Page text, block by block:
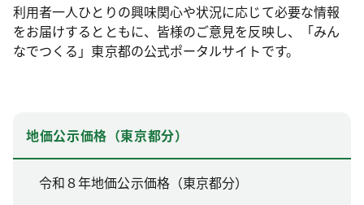
利用者一人ひとりの興味関心や状況に応じて必要な情報
をお届けするとともに、皆様のご意見を反映し、「みん
なでつくる」東京都の公式ポータルサイトです。
地価公示価格（東京都分）
令和８年地価公示価格（東京都分）